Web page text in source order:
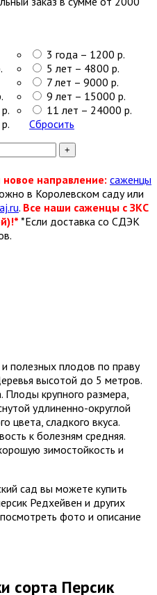
3 года – 1200 р.
5 лет – 4800 р.
7 лет – 9000 р.
9 лет – 15000 р.
11 лет – 24000 р.
Сбросить
направление: саженцы
в Королевском саду или
. Все наши саженцы с ЗКС
*Если доставка со СДЭК
полезных плодов по праву
высотой до 5 метров.
Плоды крупного размера,
удлиненно-округлой
цвета, сладкого вкуса.
к болезням средняя.
зимостойкость и
сад вы можете купить
Редхейвен и других
фото и описание
сорта Персик